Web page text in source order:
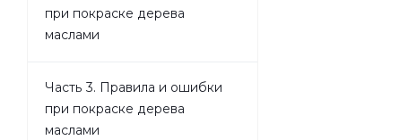
при покраске дерева
маслами
Часть 3. Правила и ошибки
при покраске дерева
маслами